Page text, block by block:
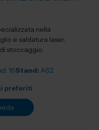
nella
e saldatura laser,
stoccaggio.
16Stand: A62
preferiti